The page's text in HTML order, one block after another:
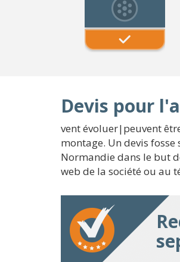
Devis pour
vent évoluer|peuvent
montage. Un devis
Normandie dans le but
web de la société ou au